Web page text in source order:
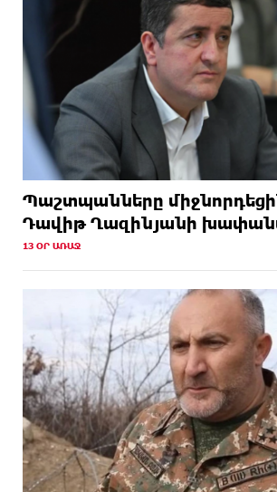
Պաշտպանները
Դավիթ Ղազինյանի
13 ՕՐ ԱՌԱՋ